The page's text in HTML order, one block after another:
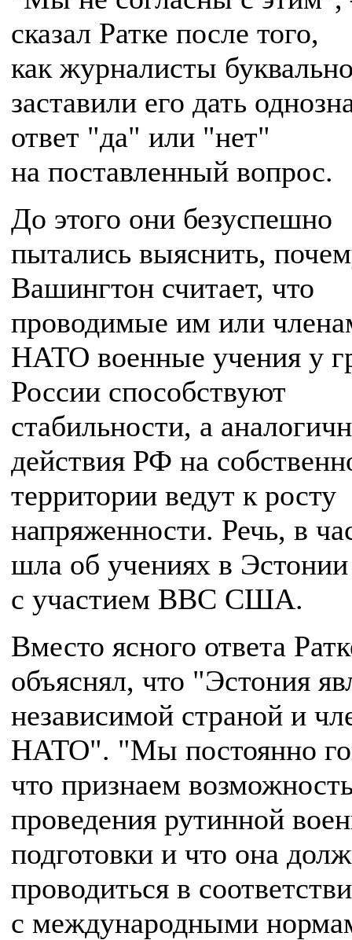
сказал Ратке после того,
как журналисты
заставили его дать
ответ "да" или "нет"
на поставленный вопрос.
До этого они безуспешно
пытались выяснить,
Вашингтон считает, что
проводимые им или
НАТО военные учения у
России способствуют
стабильности, а
действия РФ на
территории ведут к росту
напряженности. Речь, в
шла об учениях в Эстонии
с участием ВВС США.
Вместо ясного ответа
объяснял, что "Эстония
независимой страной и
НАТО". "Мы постоянно
что признаем
проведения рутинной
подготовки и что она
проводиться в
с международными